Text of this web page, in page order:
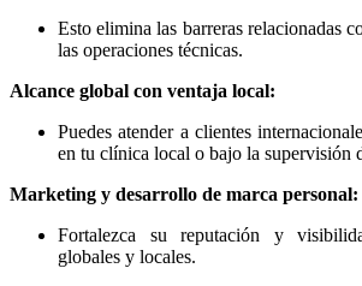
Esto elimina las barreras relacionadas
las operaciones técnicas.
Alcance global con ventaja local:
Puedes atender a clientes
en tu clínica local o bajo la supervisión
Marketing y desarrollo de marca personal:
Fortalezca su reputación y
globales y locales.